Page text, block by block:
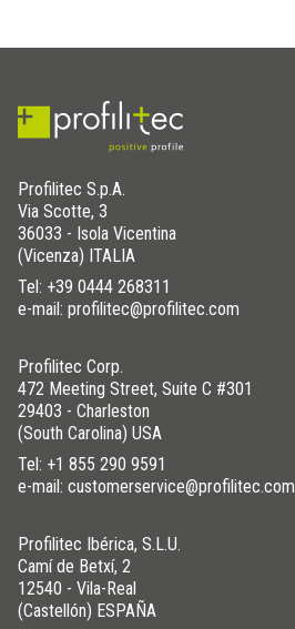
700
900
1000
1200
Profilitec S.p.A.
Via Scotte, 3
36033 - Isola Vicentina
(Vicenza) ITALIA
Tel: +39 0444 268311
e-mail: profilitec@profilitec.com
Profilitec Corp.
472 Meeting Street, Suite C #301
29403 - Charleston
(South Carolina) USA
Tel: +1 855 290 9591
e-mail: customerservice@profilitec.com
Profilitec Ibérica, S.L.U.
Camí de Betxí, 2
12540 - Vila-Real
(Castellón) ESPAÑA